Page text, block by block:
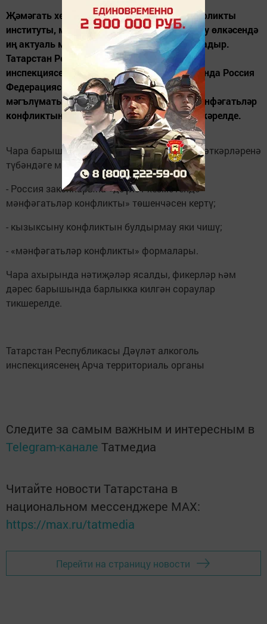
Җәмәгать хезмәтендәге мәнфәгатьләр конфликты
институты, мөгаен, коррупциягә каршы тору өлкәсендә
иң актуаль мәсьәләләрнең берсе булып торадыр.
Татарстан Республикасы Дәүләт алкоголь
инспекциясенең Арча территориаль органында Россия
Федерациясе Прокуратурасы университеты
мәгълүматы буенча «Дәүләт хезмәтендә мәнфәгатьләр
конфликтын кисәтү» дигән темага дәрес үткәрелде.
Чара барышында территориаль орган хезмәткәрләренә
түбәндәге мәгълүмат җиткерелде:
- Россия законнарына «дәүләт хезмәтендә
мәнфәгатьләр конфликты» төшенчәсен кертү;
- кызыксыну конфликтын булдырмау яки чишү;
- «мәнфәгатьләр конфликты» формалары.
Чара ахырында нәтиҗәләр ясалды, фикерләр һәм
дәрес барышында барлыкка килгән сораулар
тикшерелде.
Татарстан Республикасы Дәүләт алкоголь
инспекциясенең Арча территориаль органы
Следите за самым важным и интересным в
Telegram-канале Татмедиа
Читайте новости Татарстана в
национальном мессенджере MАХ:
https://max.ru/tatmedia
Перейти на страницу новости